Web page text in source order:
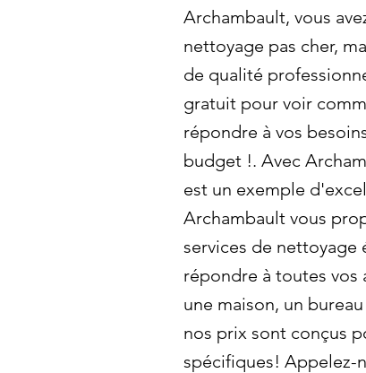
Archambault, vous
nettoyage pas cher,
de qualité
gratuit pour voir
répondre à vos
budget !. Avec
est un exemple
Archambault vous
services de nettoyage
répondre à toutes
une maison, un
nos prix sont conçus
spécifiques! Appelez-